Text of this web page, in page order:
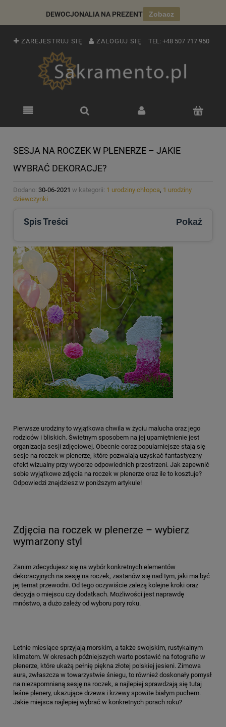
DEWOCJONALIA NA PREZENT Zobacz
ZAREJESTRUJ SIĘ ZALOGUJ SIĘ TEL: +48 507 717 950
SESJA NA ROCZEK W PLENERZE – JAKIE
WYBRAĆ DEKORACJE?
Dodano: 30-06-2021 w kategorii: 1 urodziny chłopca, 1 urodziny
dziewczynki
Spis Treści Pokaż
Pierwsze urodziny to wyjątkowa chwila w życiu malucha oraz jego
rodziców i bliskich. Świetnym sposobem na jej upamiętnienie jest
organizacja sesji zdjęciowej. Obecnie coraz popularniejsze stają się
sesje na roczek w plenerze, które pozwalają uzyskać fantastyczny
efekt wizualny przy wyborze odpowiednich przestrzeni. Jak zapewnić
sobie wyjątkowe zdjęcia na roczek w plenerze oraz ile to kosztuje?
Odpowiedzi znajdziesz w poniższym artykule!
Zdjęcia na roczek w plenerze – wybierz
wymarzony styl
Zanim zdecydujesz się na wybór konkretnych elementów
dekoracyjnych na sesję na roczek, zastanów się nad tym, jaki ma być
jej temat przewodni. Od tego oczywiście zależą kolejne kroki oraz
decyzja o miejscu czy dodatkach. Możliwości jest naprawdę
mnóstwo, a dużo zależy od wyboru pory roku.
Letnie miesiące sprzyjają morskim, a także swojskim, rustykalnym
klimatom. W okresach późniejszych warto postawić na fotografie w
plenerze, które ukażą pełnię piękna złotej polskiej jesieni. Zimowa
aura, zwłaszcza w towarzystwie śniegu, to również doskonały pomysł
na niezapomnianą sesję na roczek, a najlepiej sprawdzają się tutaj
leśne plenery, ukazujące drzewa i krzewy spowite białym puchem.
Jakie miejsca najlepiej wybrać w konkretnych porach roku?